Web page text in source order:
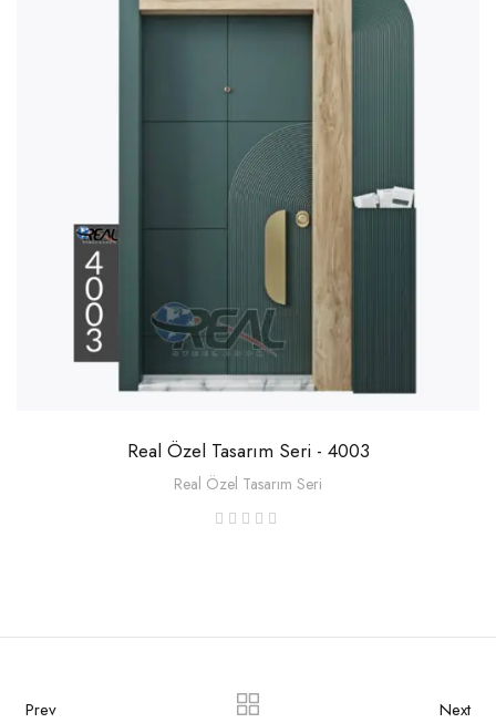
Real Özel Tasarım Seri - 4003
Real Özel Tasarım Seri
Prev Next